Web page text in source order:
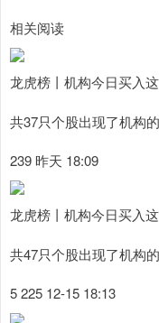
相关阅读
龙虎榜丨机构今日买入
共37只个股出现了机构的
239 昨天 18:09
龙虎榜丨机构今日买入
共47只个股出现了机构的
5 225 12-15 18:13